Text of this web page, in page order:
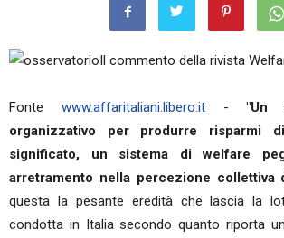
Il commento della rivista
Fonte www.affaritaliani.libero.it-"Un
organizzativo per produrre risparmi
significato, un sistema di welfare
arretramento nella percezione collettiva
questa la pesante eredità che lascia la
condotta in Italia secondo quanto riporta